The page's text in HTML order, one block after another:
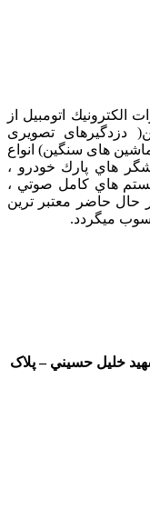
زمينه تجهيزات الكترونيك اتومبیل از
دزدگيرهای تصویری
های سنگین) انواع
هاي پارك خودرو ،
هاي كامل صوتي ،
حال حاضر معتبر ترين
ميگردد.
خليل حسيني – پلاک